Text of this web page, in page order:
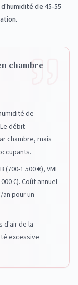
de 45-55
chambre
de
débit
chambre, mais
1 500 €), VMI
€). Coût annuel
an pour un
d'air de la
excessive